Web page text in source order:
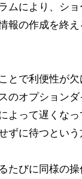
ムにより、シ
報の作成を終
とで利便性が
のオプション
よって遅くな
ずに待つという
たびに同様の